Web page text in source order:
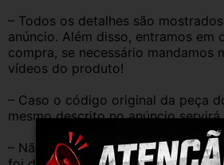
– Todos os detalhes são
anúncio. Além disso, entramos em
compra, se necessário mandamos
vídeos do produto!
– Caso o código original da peça
mesmo descrito no anúncio
– Não temos informação sobre o